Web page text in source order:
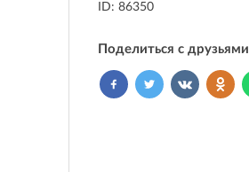
ID: 86350
Поделиться с друзьями